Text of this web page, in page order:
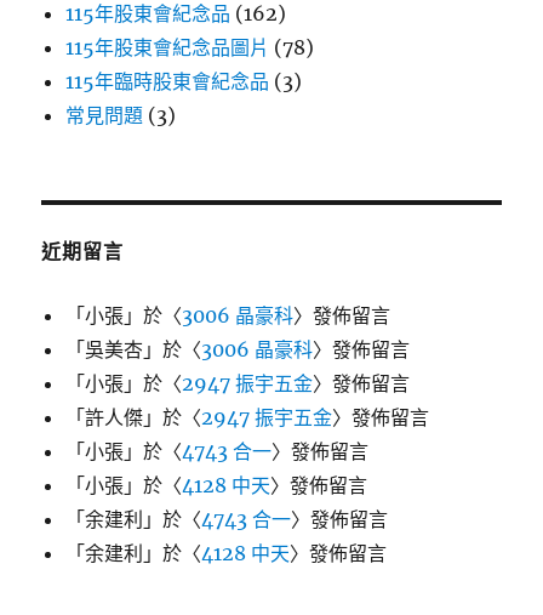
115年股東會紀念品 (162)
115年股東會紀念品圖片 (78)
115年臨時股東會紀念品 (3)
常見問題 (3)
近期留言
「小張 」於〈3006 晶豪科〉發佈留言
「吳美杏 」於〈3006 晶豪科〉發佈留言
「小張 」於〈2947 振宇五金〉發佈留言
「許人傑 」於〈2947 振宇五金〉發佈留言
「小張 」於〈4743 合一〉發佈留言
「小張 」於〈4128 中天〉發佈留言
「余建利 」於〈4743 合一〉發佈留言
「余建利 」於〈4128 中天〉發佈留言